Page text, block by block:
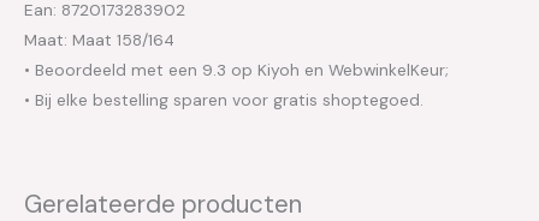
Ean: 8720173283902
Maat: Maat 158/164
• Beoordeeld met een 9.3 op Kiyoh en WebwinkelKeur;
• Bij elke bestelling sparen voor gratis shoptegoed.
Gerelateerde producten